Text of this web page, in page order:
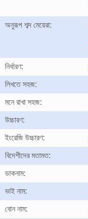
অনুরূপ শব্দ মেয়েরা:
নির্ধারণ:
লিখতে সহজ:
মনে রাখা সহজ:
উচ্চারণ:
ইংরেজি উচ্চারণ:
বিদেশীদের মতামত:
ডাকনাম:
ভাই নাম:
বোন নাম: